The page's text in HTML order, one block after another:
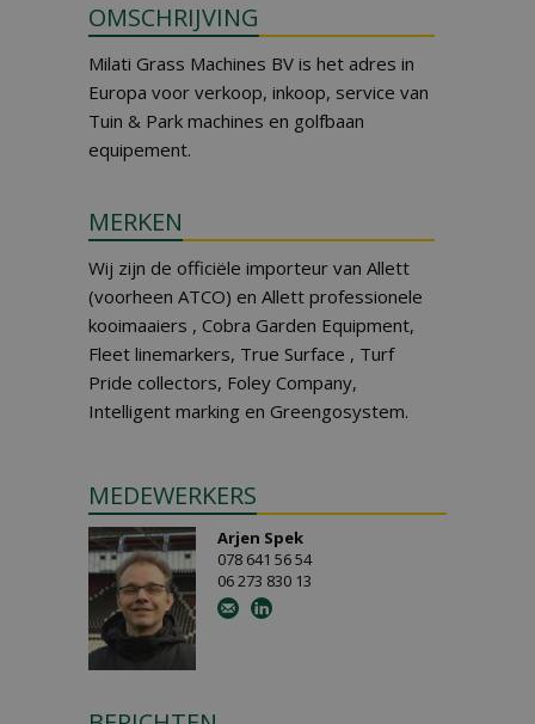
OMSCHRIJVING
Milati Grass Machines BV is het adres in
Europa voor verkoop, inkoop, service van
Tuin & Park machines en golfbaan
equipement.
MERKEN
Wij zijn de officiële importeur van Allett
(voorheen ATCO) en Allett professionele
kooimaaiers , Cobra Garden Equipment,
Fleet linemarkers, True Surface , Turf
Pride collectors, Foley Company,
Intelligent marking en Greengosystem.
MEDEWERKERS
Arjen Spek
078 641 56 54
06 273 830 13